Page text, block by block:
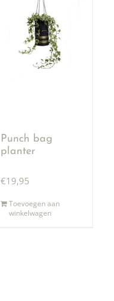
Punch bag
planter
€19,95
Toevoegen aan
winkelwagen